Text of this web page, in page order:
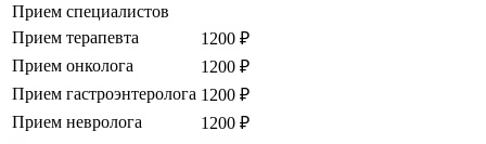
Прием специалистов
Прием терапевта
1200 ₽
Прием онколога
1200 ₽
Прием гастроэнтеролога 1200 ₽
Прием невролога
1200 ₽